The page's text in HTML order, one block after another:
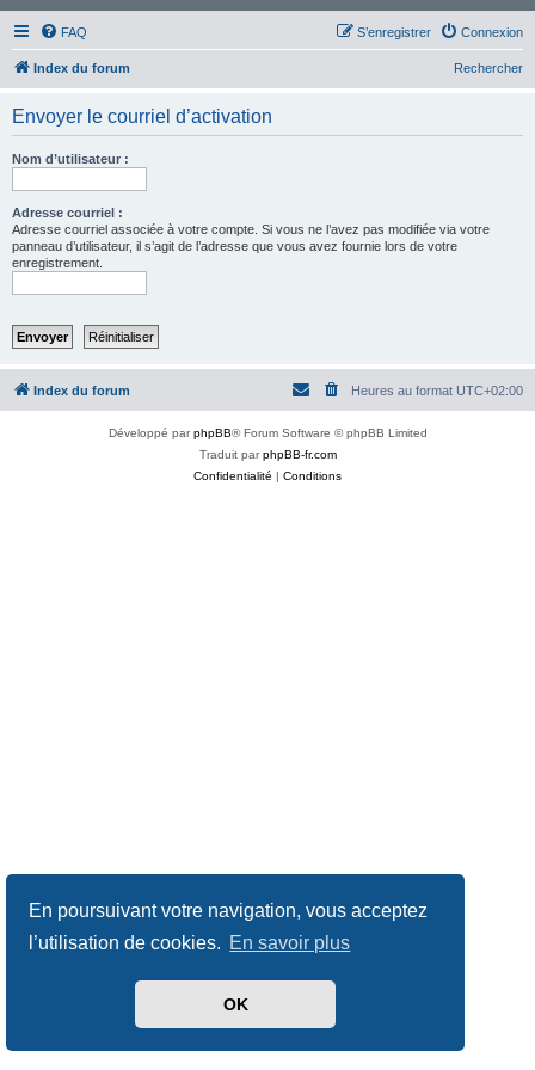
En poursuivant votre navigation, vous acceptez
l’utilisation de cookies. En savoir plus
OK
FAQ Connexion
S’enregistrer
Index du forum Rechercher
Envoyer le courriel d’activation
Nom d’utilisateur :
Adresse courriel :
Adresse courriel associée à votre compte. Si vous ne l’avez pas modifiée via votre
panneau d’utilisateur, il s’agit de l’adresse que vous avez fournie lors de votre
enregistrement.
Index du forum Heures au format UTC+02:00
Développé parphpBB® Forum Software © phpBB Limited
Traduit parphpBB-fr.com
Confidentialité | Conditions